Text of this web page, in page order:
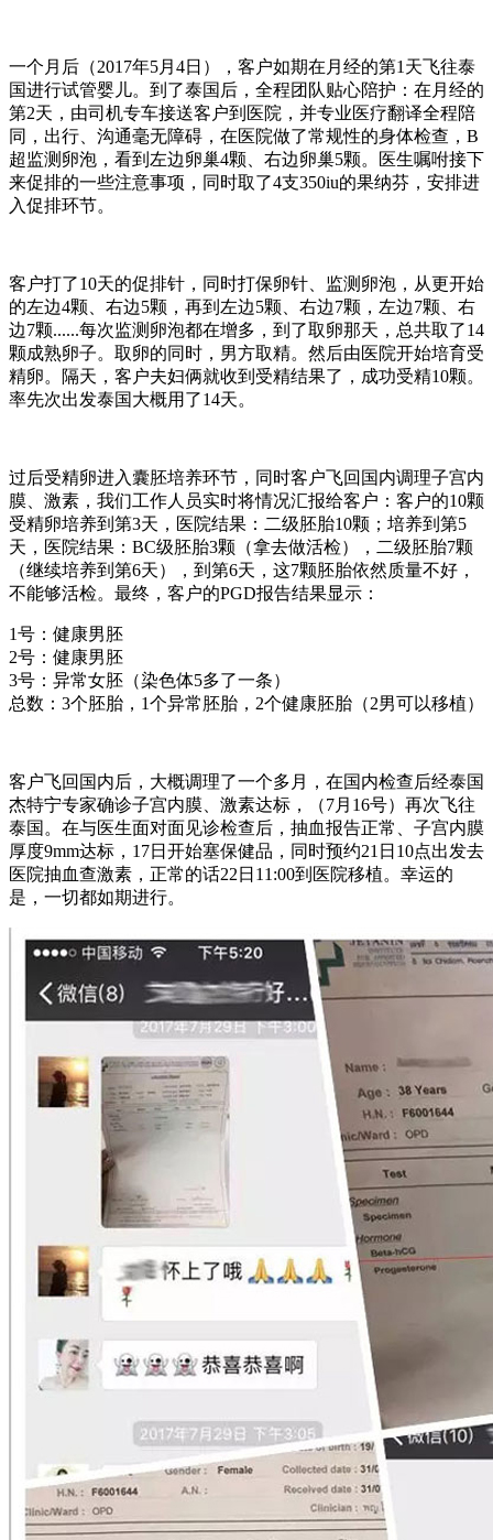
一个月后（2017年5月4日），客户如期在月经的第1天飞往泰
国进行试管婴儿。到了泰国后，全程团队贴心陪护：在月经的
第2天，由司机专车接送客户到医院，并专业医疗翻译全程陪
同，出行、沟通毫无障碍，在医院做了常规性的身体检查，B
超监测卵泡，看到左边卵巢4颗、右边卵巢5颗。医生嘱咐接下
来促排的一些注意事项，同时取了4支350iu的果纳芬，安排进
入促排环节。
客户打了10天的促排针，同时打保卵针、监测卵泡，从更开始
的左边4颗、右边5颗，再到左边5颗、右边7颗，左边7颗、右
边7颗......每次监测卵泡都在增多，到了取卵那天，总共取了14
颗成熟卵子。取卵的同时，男方取精。然后由医院开始培育受
精卵。隔天，客户夫妇俩就收到受精结果了，成功受精10颗。
率先次出发泰国大概用了14天。
过后受精卵进入囊胚培养环节，同时客户飞回国内调理子宫内
膜、激素，我们工作人员实时将情况汇报给客户：客户的10颗
受精卵培养到第3天，医院结果：二级胚胎10颗；培养到第5
天，医院结果：BC级胚胎3颗（拿去做活检），二级胚胎7颗
（继续培养到第6天），到第6天，这7颗胚胎依然质量不好，
不能够活检。最终，客户的PGD报告结果显示：
1号：健康男胚
2号：健康男胚
3号：异常女胚（染色体5多了一条）
总数：3个胚胎，1个异常胚胎，2个健康胚胎（2男可以移植）
客户飞回国内后，大概调理了一个多月，在国内检查后经泰国
杰特宁专家确诊子宫内膜、激素达标，（7月16号）再次飞往
泰国。在与医生面对面见诊检查后，抽血报告正常、子宫内膜
厚度9mm达标，17日开始塞保健品，同时预约21日10点出发去
医院抽血查激素，正常的话22日11:00到医院移植。幸运的
是，一切都如期进行。